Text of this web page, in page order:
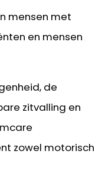
mensen met
en mensen
de
zitvalling en
zowel motorisch